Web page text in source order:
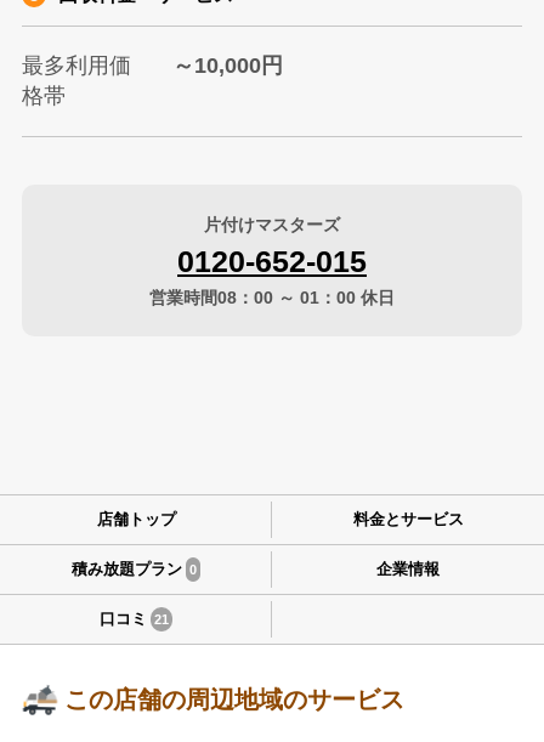
最多利用価
格帯
～10,000円
片付けマスターズ
0120-652-015
営業時間08：00 ～ 01：00 休日
店舗トップ 料金とサービス
積み放題プラン 0 企業情報
口コミ 21
この店舗の周辺地域のサービス